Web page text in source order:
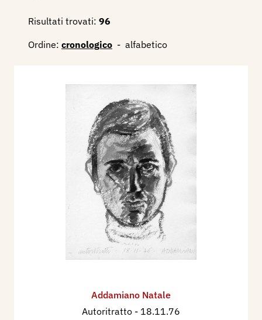
Risultati trovati: 96
Ordine: cronologico - alfabetico
Addamiano Natale
Autoritratto - 18.11.76